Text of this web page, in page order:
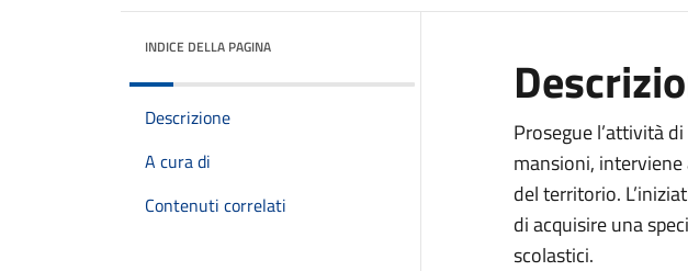
INDICE DELLA PAGINA
Descrizione
A cura di
Contenuti correlati
Prosegue l’attività
mansioni,
del territorio.
di acquisire una
scolastici.